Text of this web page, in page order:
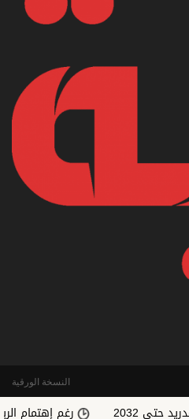
النسخة الورقية
رغم إهتمام الريال.. رودري